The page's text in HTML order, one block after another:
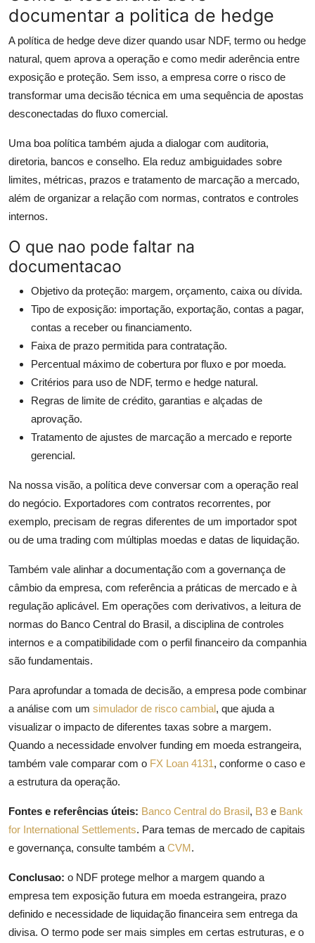
documentar a politica de hedge
A política de hedge deve dizer quando usar NDF, termo ou hedge
natural, quem aprova a operação e como medir aderência entre
exposição e proteção. Sem isso, a empresa corre o risco de
transformar uma decisão técnica em uma sequência de apostas
desconectadas do fluxo comercial.
Uma boa política também ajuda a dialogar com auditoria,
diretoria, bancos e conselho. Ela reduz ambiguidades sobre
limites, métricas, prazos e tratamento de marcação a mercado,
além de organizar a relação com normas, contratos e controles
internos.
O que nao pode faltar na
documentacao
Objetivo da proteção: margem, orçamento, caixa ou dívida.
Tipo de exposição: importação, exportação, contas a pagar,
contas a receber ou financiamento.
Faixa de prazo permitida para contratação.
Percentual máximo de cobertura por fluxo e por moeda.
Critérios para uso de NDF, termo e hedge natural.
Regras de limite de crédito, garantias e alçadas de
aprovação.
Tratamento de ajustes de marcação a mercado e reporte
gerencial.
Na nossa visão, a política deve conversar com a operação real
do negócio. Exportadores com contratos recorrentes, por
exemplo, precisam de regras diferentes de um importador spot
ou de uma trading com múltiplas moedas e datas de liquidação.
Também vale alinhar a documentação com a governança de
câmbio da empresa, com referência a práticas de mercado e à
regulação aplicável. Em operações com derivativos, a leitura de
normas do Banco Central do Brasil, a disciplina de controles
internos e a compatibilidade com o perfil financeiro da companhia
são fundamentais.
Para aprofundar a tomada de decisão, a empresa pode combinar
a análise com um simulador de risco cambial, que ajuda a
visualizar o impacto de diferentes taxas sobre a margem.
Quando a necessidade envolver funding em moeda estrangeira,
também vale comparar com o FX Loan 4131, conforme o caso e
a estrutura da operação.
Fontes e referências úteis: Banco Central do Brasil, B3 e Bank
for International Settlements. Para temas de mercado de capitais
e governança, consulte também a CVM.
Conclusao: o NDF protege melhor a margem quando a
empresa tem exposição futura em moeda estrangeira, prazo
definido e necessidade de liquidação financeira sem entrega da
divisa. O termo pode ser mais simples em certas estruturas, e o